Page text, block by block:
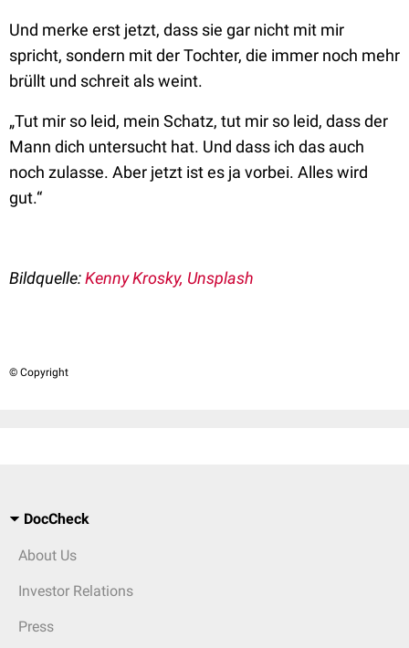
Und merke erst jetzt, dass sie gar nicht mit mir
spricht, sondern mit der Tochter, die immer noch mehr
brüllt und schreit als weint.
„Tut mir so leid, mein Schatz, tut mir so leid, dass der
Mann dich untersucht hat. Und dass ich das auch
noch zulasse. Aber jetzt ist es ja vorbei. Alles wird
gut.“
Bildquelle:Kenny Krosky, Unsplash
© Copyright
DocCheck
About Us
Investor Relations
Press